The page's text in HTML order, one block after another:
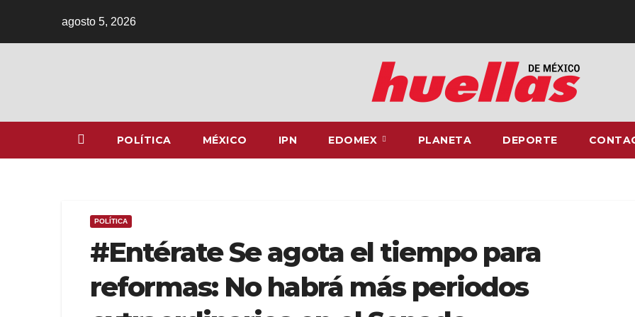
agosto 5, 2026
POLÍTICA MÉXICO IPN EDOMEX PLANETA DEPORTE
POLÍTICA
#Entérate Se agota el tiempo para
reformas: No habrá más periodos